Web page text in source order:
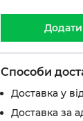
Способи
Доставка у
Доставка за